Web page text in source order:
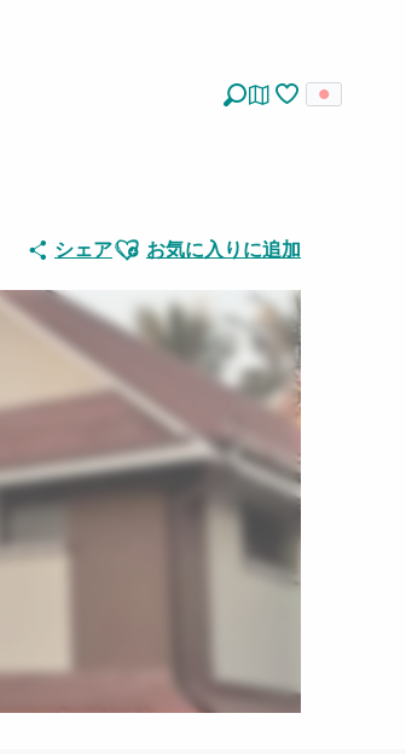
シェアAjouter aux favoris
お気に入りに追加